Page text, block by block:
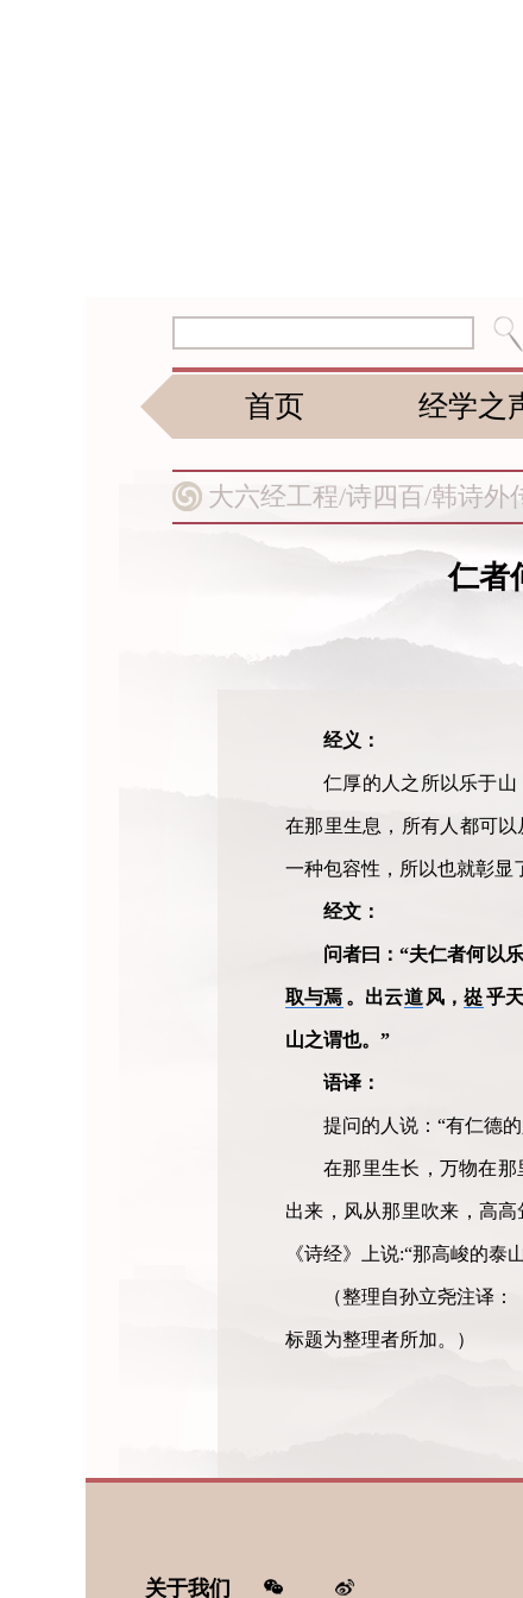
首页 经学之
大六经工程/诗四百/韩诗外
仁者
经义：
仁厚的人之所以乐于
在那里生息，所有人都可
一种包容性，所以也就彰显
经文：
问者曰：“夫仁者何以
取与焉 。出云道 风，嵸乎
山之谓也。”
语译：
提问的人说：“有仁德
在那里生长，万物在
出来，风从那里吹来，高
《诗经》上说:“那高峻的泰
（整理自孙立尧注译
标题为整理者所加。）
关于我们